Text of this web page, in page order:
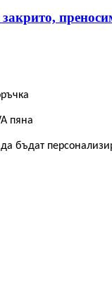
пяна
бъдат